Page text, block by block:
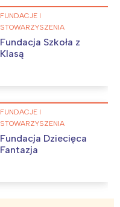
FUNDACJE I
STOWARZYSZENIA
Fundacja Szkoła z
Klasą
FUNDACJE I
STOWARZYSZENIA
Fundacja Dziecięca
Fantazja